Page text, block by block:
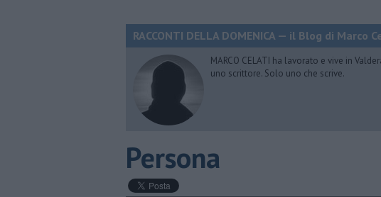
RACCONTI DELLA DOMENICA — il Blog di Marco
MARCO CELATI ha lavorato e vive in
uno scrittore. Solo uno che scrive.
Persona